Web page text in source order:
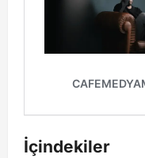
İçindekiler